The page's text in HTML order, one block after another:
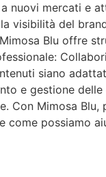
mercati e
visibilità del
Blu offre
siano
e gestione
Con Mimosa
possiamo